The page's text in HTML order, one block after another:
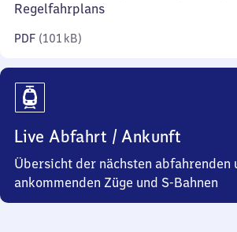
Regelfahrplans
PDF (101 kB)
Live Abfahrt / Ankunft
Übersicht der nächsten abfahrenden
ankommenden Züge und S-Bahnen